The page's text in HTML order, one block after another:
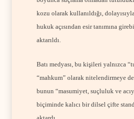
kozu olarak kullanıldığı,
hukuk açısından esir tanımına
aktarıldı.
Batı medyası, bu kişileri yalnızca
“mahkum” olarak nitelendirmeye
bunun “masumiyet, suçluluk ve
biçiminde kalıcı bir dilsel çifte